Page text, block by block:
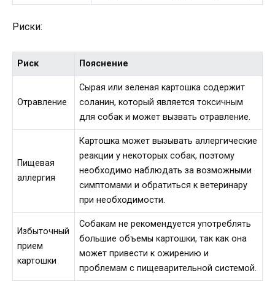
Риски:
Риск Пояснение
Отравление
Сырая или зеленая картошка содержит
соланин, который является токсичным
для собак и может вызвать отравление.
Пищевая
аллергия
Картошка может вызывать аллергические
реакции у некоторых собак, поэтому
необходимо наблюдать за возможными
симптомами и обратиться к ветеринару
при необходимости.
Избыточный
прием
картошки
Собакам не рекомендуется употреблять
большие объемы картошки, так как она
может привести к ожирению и
проблемам с пищеварительной системой.